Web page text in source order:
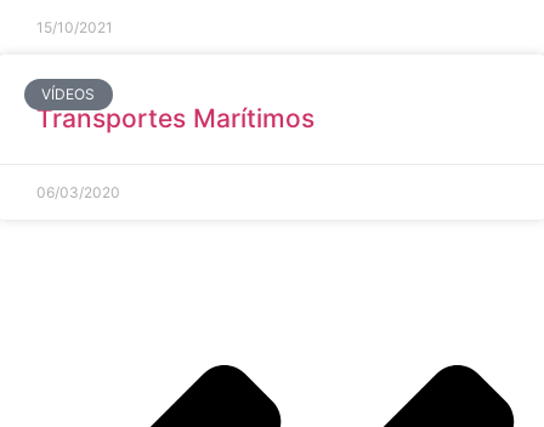
15/10/2021
VÍDEOS
Transportes Marítimos
06/03/2020